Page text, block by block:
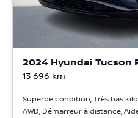
2024 Hyundai Tucson
13 696 km
Superbe condition, Très bas
AWD, Démarreur à distance,